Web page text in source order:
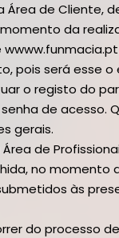
de Cliente,
da
pois será esse
o registo do
de acesso.
gerais.
de
no momento
às
do processo